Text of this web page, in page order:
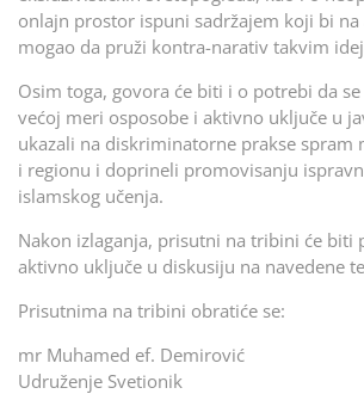
onlajn prostor ispuni sadržajem koji bi na
mogao da pruži kontra-narativ takvim
Osim toga, govora će biti i o potrebi da
većoj meri osposobe i aktivno uključe u
ukazali na diskriminatorne prakse spram
i regionu i doprineli promovisanju
islamskog učenja.
Nakon izlaganja, prisutni na tribini će biti
aktivno uključe u diskusiju na navedene
Prisutnima na tribini obratiće se:
mr Muhamed ef. Demirović
Udruženje Svetionik